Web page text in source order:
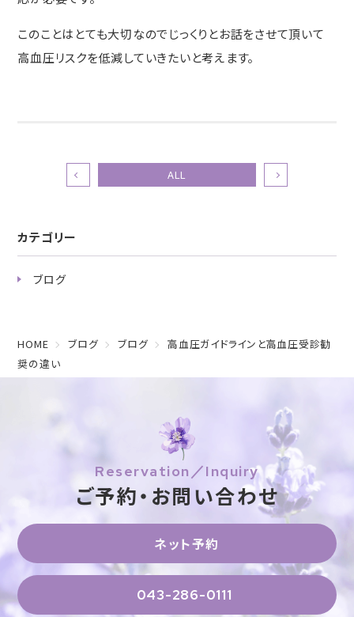
カテゴリー
ブログ
このことはとても大切なのでじっくりとお話をさせて頂いて
高血圧リスクを低減していきたいと考えます。
ALL
HOME ブログ ブログ
高血圧ガイドラインと高血圧受診勧
奨の違い
Reservation／Inquiry
ご予約・お問い合わせ
ネット予約
043-286-0111